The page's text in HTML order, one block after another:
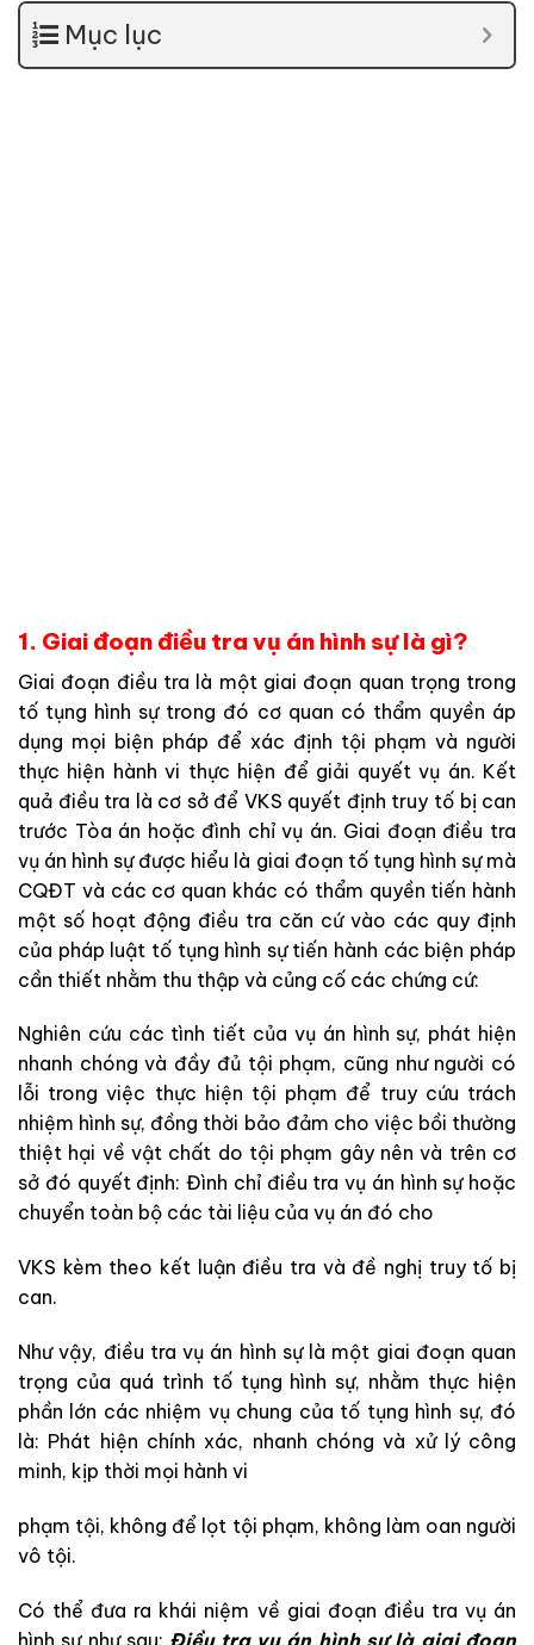
Mục lục
1. Giai đoạn điều tra vụ án hình sự là gì?
Giai đoạn điều tra là một giai đoạn quan trọng trong
tố tụng hình sự trong đó cơ quan có thẩm quyền áp
dụng mọi biện pháp để xác định tội phạm và người
thực hiện hànhvi thực hiện để giải quyếtvụ án. Kết
quả điều tra là cơ sở để VKS quyết định truy tố bị can
trước Tòa án hoặc đình chỉvụ án. Giai đoạn điều tra
vụ án hình sự được hiểu là giai đoạn tố tụng hình sự mà
CQĐT và các cơ quan khác có thẩm quyền tiến hành
một số hoạt động điều tra căn cứ vào các quy định
của pháp luật tố tụng hình sự tiến hành các biện pháp
cần thiết nhằm thu thập và củng cố các chứng cứ:
Nghiên cứu các tình tiết của vụ án hình sự, phát hiện
nhanh chóngvà đầy đủ tội phạm, cũng như người có
lỗi trongviệc thực hiện tội phạm để truy cứu trách
nhiệm hình sự, đồng thời bảo đảm cho việc bồi thường
thiệt hại vềvật chất do tội phạm gây nênvà trên cơ
sở đó quyết định: Đình chỉ điều tra vụ án hình sự hoặc
chuyển toàn bộ các tài liệu của vụ án đó cho
VKS kèm theo kết luận điều tra và đề nghị truy tố bị
can.
Nhưvậy, điều tra vụ án hình sự là một giai đoạn quan
trọng của quá trình tố tụng hình sự, nhằm thực hiện
phần lớn các nhiệm vụ chung của tố tụng hình sự, đó
là: Phát hiện chínhxác, nhanh chóngvà xử lý công
minh, kịp thời mọi hành vi
phạm tội, không để lọt tội phạm, không làm oan người
vô tội.
Có thể đưa ra khái niệm về giai đoạn điều travụ án
hình sự như sau: Điều tra vụ án hình sự là giai đoạn